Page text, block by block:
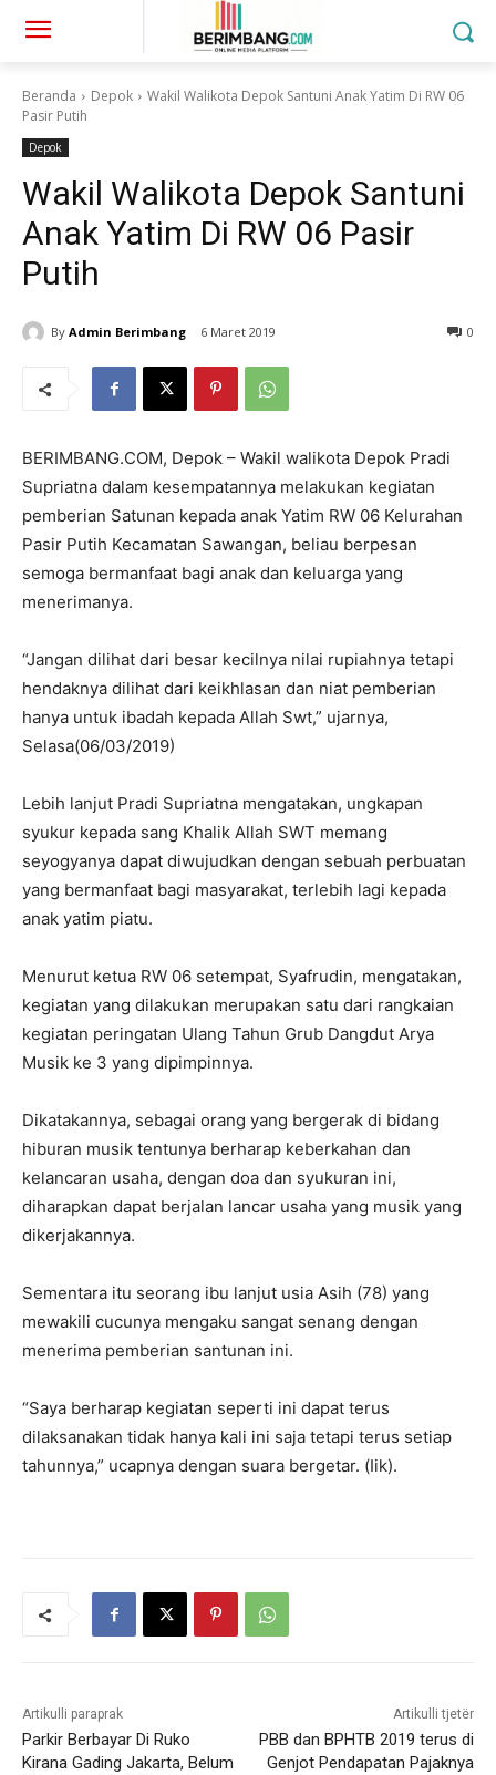
Beranda Depok
Wakil Walikota Depok Santuni Anak Yatim Di RW 06
Pasir Putih
Depok
Wakil Walikota Depok Santuni
Anak Yatim Di RW 06 Pasir
Putih
By Admin Berimbang 6 Maret 2019 0
BERIMBANG.COM, Depok – Wakil walikota Depok Pradi
Supriatna dalam kesempatannya melakukan kegiatan
pemberian Satunan kepada anak Yatim RW 06 Kelurahan
Pasir Putih Kecamatan Sawangan, beliau berpesan
semoga bermanfaat bagi anak dan keluarga yang
menerimanya.
“Jangan dilihat dari besar kecilnya nilai rupiahnya tetapi
hendaknya dilihat dari keikhlasan dan niat pemberian
hanya untuk ibadah kepada Allah Swt,” ujarnya,
Selasa(06/03/2019)
Lebih lanjut Pradi Supriatna mengatakan, ungkapan
syukur kepada sang Khalik Allah SWT memang
seyogyanya dapat diwujudkan dengan sebuah perbuatan
yang bermanfaat bagi masyarakat, terlebih lagi kepada
anak yatim piatu.
Menurut ketua RW 06 setempat, Syafrudin, mengatakan,
kegiatan yang dilakukan merupakan satu dari rangkaian
kegiatan peringatan Ulang Tahun Grub Dangdut Arya
Musik ke 3 yang dipimpinnya.
Dikatakannya, sebagai orang yang bergerak di bidang
hiburan musik tentunya berharap keberkahan dan
kelancaran usaha, dengan doa dan syukuran ini,
diharapkan dapat berjalan lancar usaha yang musik yang
dikerjakannya.
Sementara itu seorang ibu lanjut usia Asih (78) yang
mewakili cucunya mengaku sangat senang dengan
menerima pemberian santunan ini.
“Saya berharap kegiatan seperti ini dapat terus
dilaksanakan tidak hanya kali ini saja tetapi terus setiap
tahunnya,” ucapnya dengan suara bergetar. (Iik).
Artikulli paraprak
Parkir Berbayar Di Ruko
Kirana Gading Jakarta, Belum
Artikulli tjetër
PBB dan BPHTB 2019 terus di
Genjot Pendapatan Pajaknya